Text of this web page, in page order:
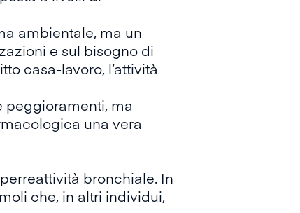
ambientale, ma un
e sul bisogno di
casa-lavoro, l’attività
peggioramenti, ma
una vera
bronchiale. In
che, in altri individui,